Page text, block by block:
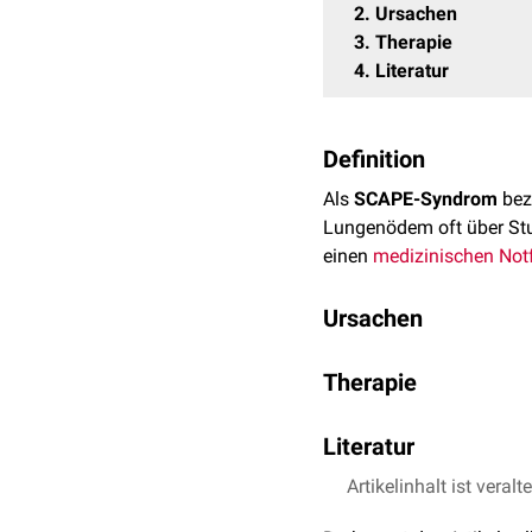
2 Ursachen
3 Therapie
4 Literatur
Definition
Als SCAPE-Syndrom
Lungenödem oft über
einen medizinischen
Ursachen
Flüssigkeit aus den
Hypertensive Krise,
Therapie
Hypoxie
Druck aus den
Literatur
Agrawal et al.,
Artikelinhalt ist